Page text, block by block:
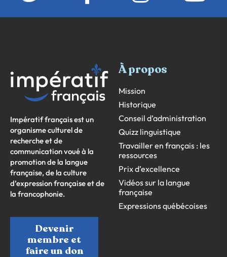
Impératif français est un
organisme culturel de
recherche et de
communication voué à la
promotion de la langue
française, de la culture
d’expression française et de
la francophonie.
Devenir
membre et
faire un don
À propos
Mission
Historique
Conseil d’administration
Quizz linguistique
Travailler en français : les
ressources
Prix d’excellence
Vidéos sur la langue
française
Expressions québécoises